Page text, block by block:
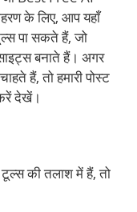
के लिए, आप यहाँ
पा सकते हैं, जो
बनाते हैं। अगर
हैं, तो हमारी पोस्ट
देखें।
की तलाश में हैं, तो